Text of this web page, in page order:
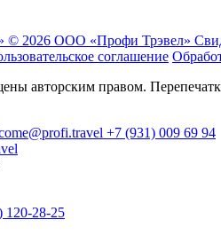
© 2026 ООО «Профи Трэвeл»
соглашение
авторским правом.
+7 (931) 009 69 94
120-28-25